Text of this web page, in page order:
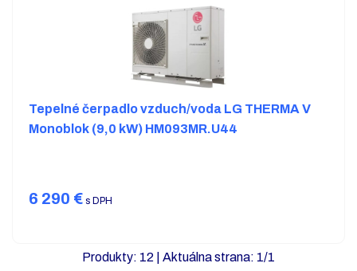
Tepelné čerpadlo vzduch/voda LG THERMA V
Monoblok (9,0 kW) HM093MR.U44
6 290 € s DPH
Produkty: 12 | Aktuálna strana: 1/1